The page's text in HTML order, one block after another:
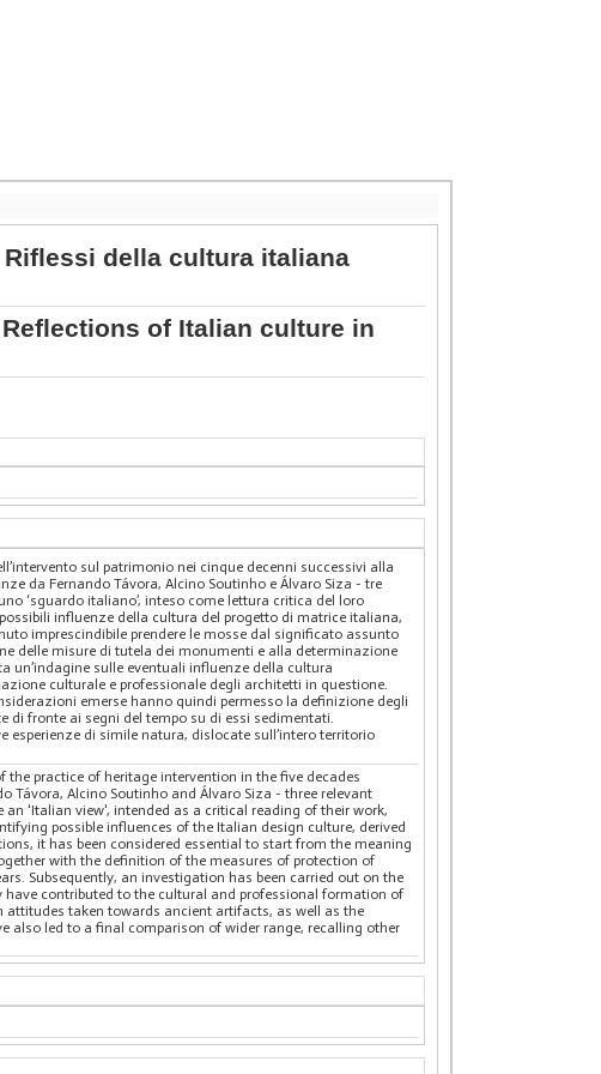
della cultura italiana
of Italian culture in
sul patrimonio nei cinque decenni successivi alla
da Fernando Távora, Alcino Soutinho e Álvaro Siza - tre
‘sguardo italiano’, inteso come lettura critica del loro
influenze della cultura del progetto di matrice italiana,
imprescindibile prendere le mosse dal significato assunto
delle misure di tutela dei monumenti e alla determinazione
un’indagine sulle eventuali influenze della cultura
culturale e professionale degli architetti in questione.
emerse hanno quindi permesso la definizione degli
fronte ai segni del tempo su di essi sedimentati.
di simile natura, dislocate sull’intero territorio
practice of heritage intervention in the five decades
Távora, Alcino Soutinho and Álvaro Siza - three relevant
'Italian view', intended as a critical reading of their work,
possible influences of the Italian design culture, derived
it has been considered essential to start from the meaning
with the definition of the measures of protection of
Subsequently, an investigation has been carried out on the
contributed to the cultural and professional formation of
taken towards ancient artifacts, as well as the
also led to a final comparison of wider range, recalling other